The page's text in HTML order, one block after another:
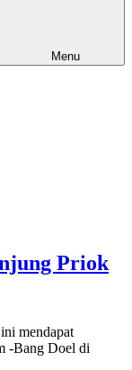
Menu
Priok
mendapat
-Bang Doel di